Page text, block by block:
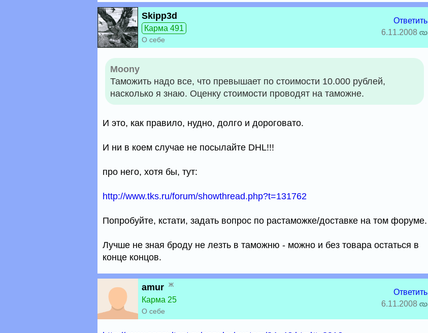
Skipp3d
Карма 491
О себе
Ответить
6.11.2008
Moony
Таможить надо все, что превышает по стоимости 10.000 рублей,
насколько я знаю. Оценку стоимости проводят на таможне.
И это, как правило, нудно, долго и дороговато.
И ни в коем случае не посылайте DHL!!!
про него, хотя бы, тут:
http://www.tks.ru/forum/showthread.php?t=131762
Попробуйте, кстати, задать вопрос по растаможке/доставке на том форуме.
Лучше не зная броду не лезть в таможню - можно и без товара остаться в
конце концов.
amur ж
Карма 25
О себе
Ответить
6.11.2008